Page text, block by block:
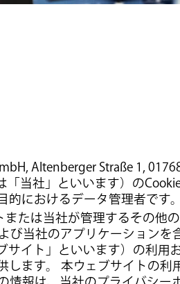
Altenberger Straße 1,
「当社」といいます）の
的におけるデータ管理者です。
たは当社が管理するその他
び当社のアプリケーションを
イト」といいます）の利用
ます。 本ウェブサイトの利